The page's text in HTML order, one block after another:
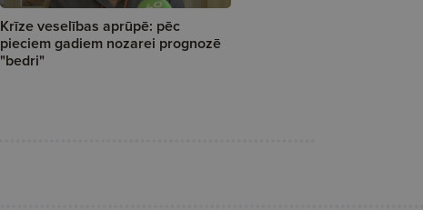
Krīze veselības aprūpē: pēc
pieciem gadiem nozarei prognozē
"bedri"